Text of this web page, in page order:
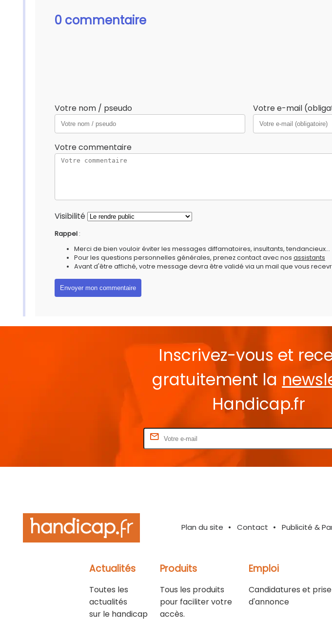
0 commentaire
Votre nom / pseudo Votre e-mail
Votre commentaire
Visibilité
Rappel :
Merci de bien vouloir éviter les messages diffamatoires, insultants, tendancieux...
Pour les questions personnelles générales, prenez contact avec nos assistants
Avant d'être affiché, votre message devra être validé via un mail que vous
Inscrivez-vous et
gratuitement la
Handicap.fr
Plan du site Contact Publicité &
Actualités
Toutes les
actualités
sur le handicap
Produits
Tous les produits
pour faciliter votre
accès.
Emploi
Candidatures et prise
d'annonce